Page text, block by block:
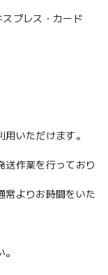
プレス・カード
いただけます。
送作業を行っており
常よりお時間をいた